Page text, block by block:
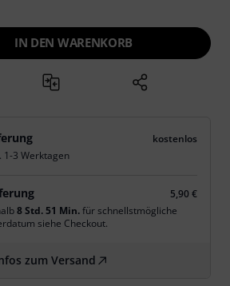
IN DEN WARENKORB
kostenlos
1-3 Werktagen
5,90 €
8 Std. 51 Min.für schnellstmögliche
siehe Checkout.
zum Versand